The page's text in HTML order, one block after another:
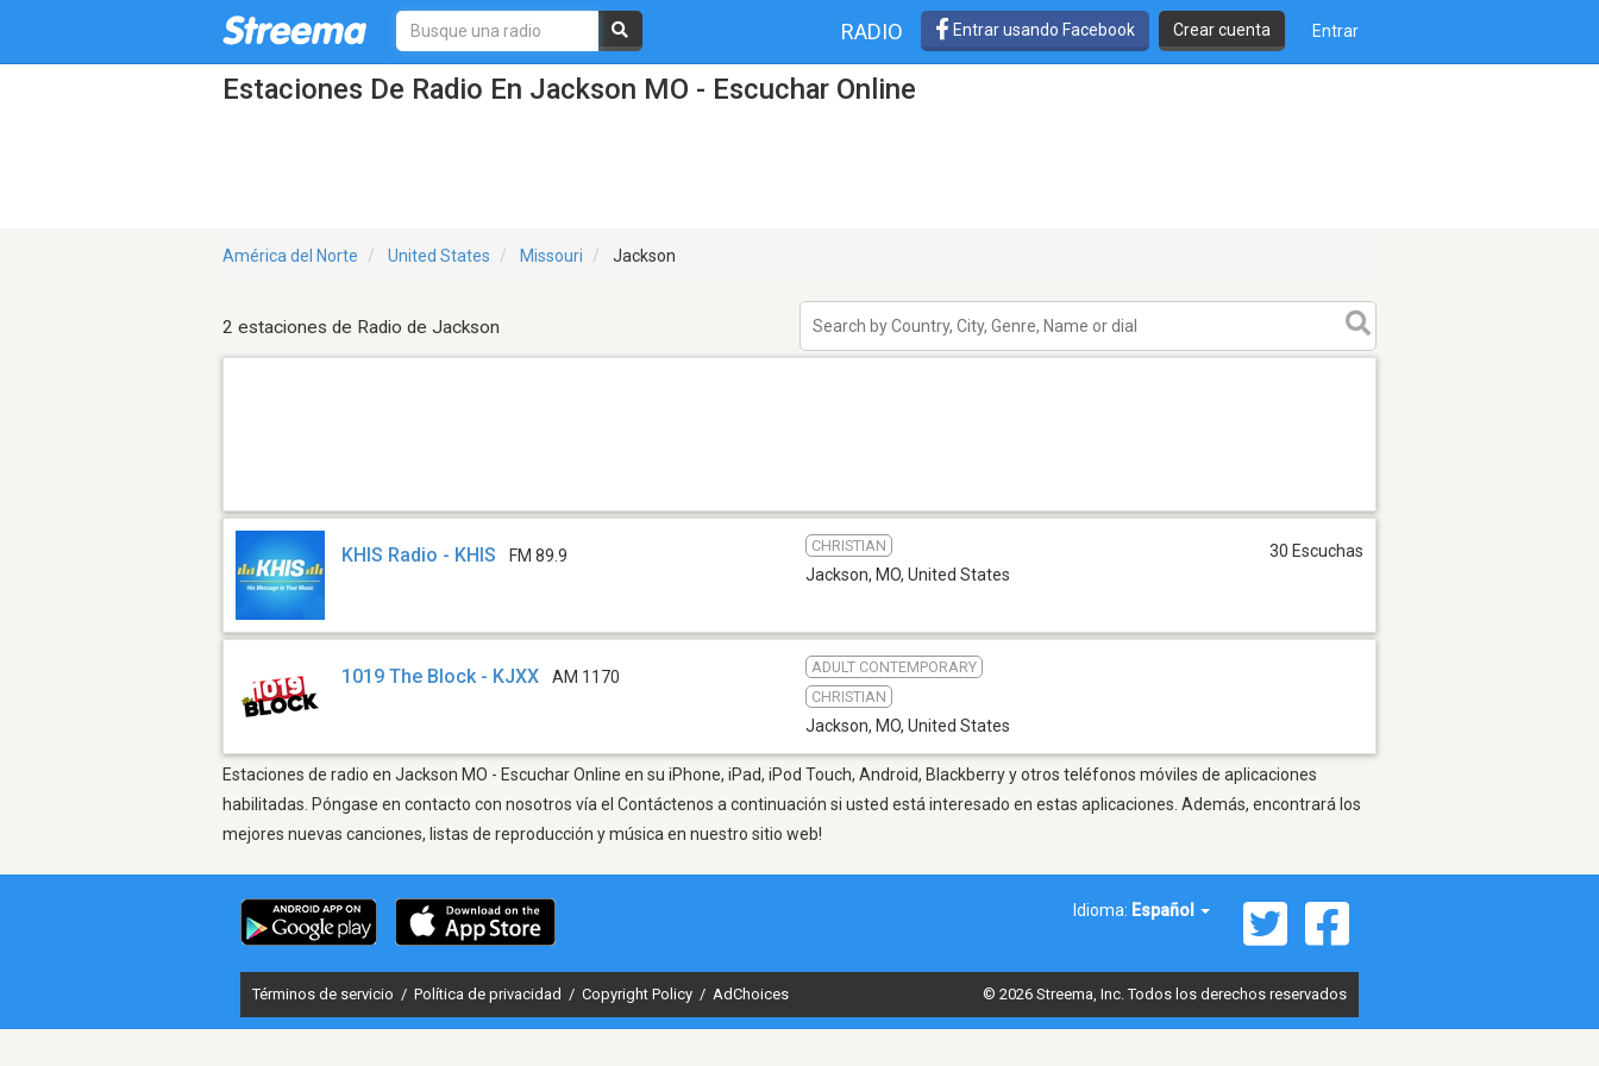
RADIO Entrar usando Facebook Crear cuenta Entrar
Estaciones De Radio En Jackson MO - Escuchar Online
América del Norte United States Missouri Jackson
2 estaciones de Radio de Jackson
KHIS Radio - KHIS FM 89.9
CHRISTIAN
Jackson, MO, United States
30 Escuchas
1019 The Block - KJXX AM 1170
ADULT CONTEMPORARY
CHRISTIAN
Jackson, MO, United States
Estaciones de radio en Jackson MO - Escuchar Online en su iPhone, iPad, iPod Touch, Android, Blackberry y otros teléfonos móviles de aplicaciones
habilitadas. Póngase en contacto con nosotros vía el Contáctenos a continuación si usted está interesado en estas aplicaciones. Además, encontrará los
mejores nuevas canciones, listas de reproducción y música en nuestro sitio web!
Idioma: Español
Términos de servicio / Política de privacidad / Copyright Policy / AdChoices © 2026 Streema, Inc. Todos los derechos reservados